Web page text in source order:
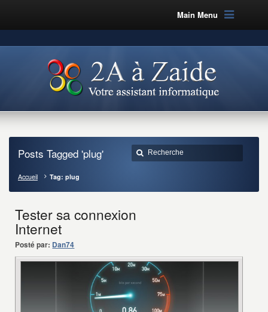
Main Menu
Posts Tagged 'plug'
Accueil Tag: plug
Tester sa connexion
Internet
Posté par: Dan74